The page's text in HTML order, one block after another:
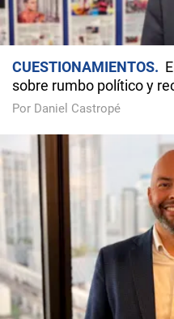
CUESTIONAMIENTOS
sobre rumbo político y
Por Daniel Castropé